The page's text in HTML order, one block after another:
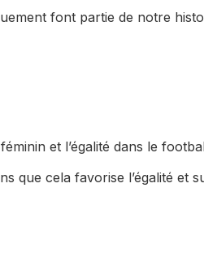
font partie de notre
et l’égalité dans le
que cela favorise l’égalité et